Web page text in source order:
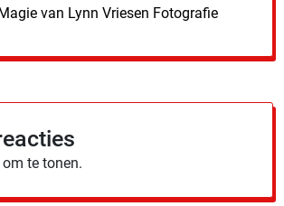
van Lynn Vriesen Fotografie
te tonen.